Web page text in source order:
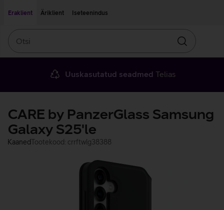
Eraklient
Äriklient Iseteenindus
Otsin
Uuskasutatud seadmed Telias
CARE by PanzerGlass Samsung
Galaxy S25'le
KaanedTootekood: crrftwlg38388